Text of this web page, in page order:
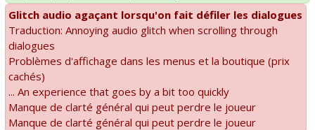
Glitch audio agaçant lorsqu'on fait défiler les dialogues
Traduction: Annoying audio glitch when scrolling through
dialogues
Problèmes d'affichage dans les menus et la boutique (prix
cachés)
... An experience that goes by a bit too quickly
Manque de clarté général qui peut perdre le joueur
Manque de clarté général qui peut perdre le joueur